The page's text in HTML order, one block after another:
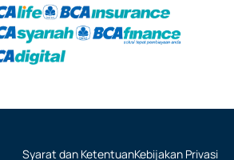
Syarat dan KetentuanKebijakan Privasi